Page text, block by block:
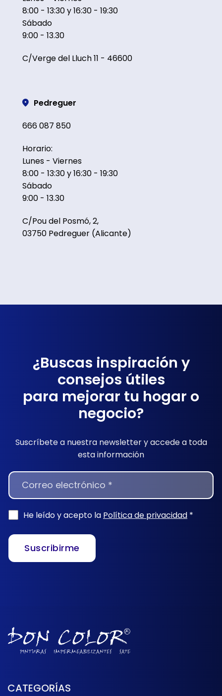
8:00 - 13:30 y 16:30 - 19:30
Sábado
9:00 - 13.30
C/Verge del Lluch 11 - 46600
Pedreguer
666 087 850
Horario:
Lunes - Viernes
8:00 - 13:30 y 16:30 - 19:30
Sábado
9:00 - 13.30
C/Pou del Posmó, 2,
03750 Pedreguer (Alicante)
¿Buscas inspiración y
consejos útiles
para mejorar tu hogar o
negocio?
Suscríbete a nuestra newsletter y accede a toda
esta información
NEWSLETTER
He leído y acepto la Política de privacidad *
Suscribirme
CATEGORÍAS